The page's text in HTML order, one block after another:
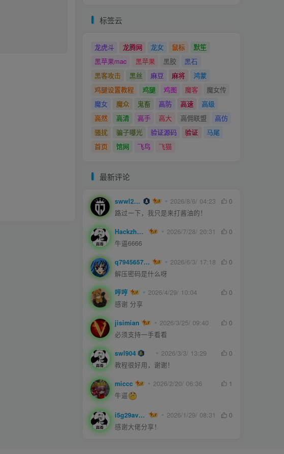
标签云
龙虎斗 龙腾网 龙女 鼠标
默笙
黑苹果mac
黑苹果 黑胶
黑石
黑客攻击
黑丝 麻豆 麻将
鸿蒙
鸡腿设置教程
鸡腿 鸡图 魔客
魔女传
魔女
魔众 鬼畜 高防 高速
高级
高然
高清 高手 高大 高佣联盟
高仿
骚扰
骗子曝光 验证源码 验证
马尾
首页
馆网 飞鸟 飞猫
最新评论
swwl2457 2026/8/6/ 04:23
0
路过一下，我只是来打酱油的！
Hackzheng 2026/7/28/ 20:31
0
牛逼6666
q794565750 2026/6/3/ 17:18
0
解压密码是什么呀
哼哼 2026/4/29/ 10:04
0
感谢 分享
jisimian 2026/3/25/ 09:40
0
必须支持一手看看
swl904 2026/3/3/ 13:29
0
教程很好用，谢谢！
miccc 2026/2/20/ 06:36
1
牛逼
i5g29ave0m 2026/1/29/ 08:31
0
感谢大佬分享！